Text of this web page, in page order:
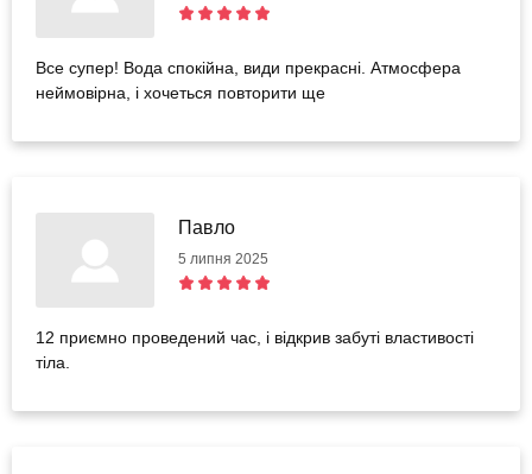
Все супер! Вода спокійна, види прекрасні. Атмосфера
неймовірна, і хочеться повторити ще
Павло
5 липня 2025
12 приємно проведений час, і відкрив забуті властивості
тіла.